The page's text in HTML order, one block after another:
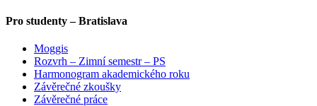
Pro studenty – Bratislava
Moggis
Rozvrh – Zimní semestr – PS
Harmonogram akademického roku
Závěrečné zkoušky
Závěrečné práce